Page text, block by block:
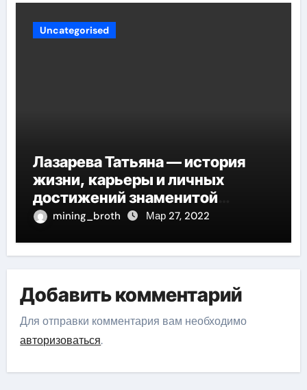
Uncategorised
Лазарева Татьяна — история
жизни, карьеры и личных
достижений знаменитой
актрисы, восходящей на олимп
mining_broth Мар 27, 2022
Добавить комментарий
Для отправки комментария вам необходимо
авторизоваться.